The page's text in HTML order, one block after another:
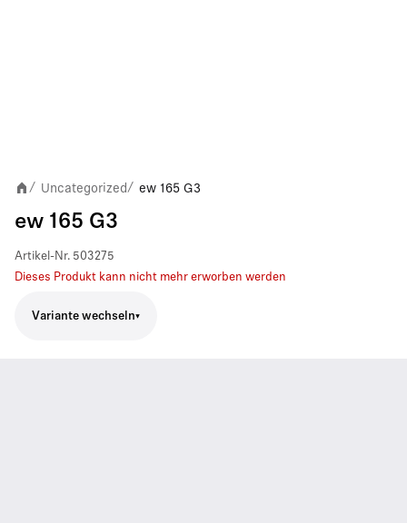
/ Uncategorized / ew 165 G3
ew 165 G3
Artikel-Nr. 503275
Dieses Produkt kann nicht mehr erworben werden
Variante wechseln